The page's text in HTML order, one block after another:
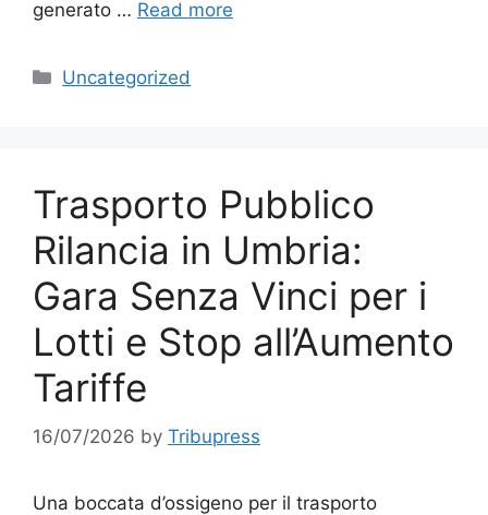
generato … Read more
Categories
Uncategorized
Trasporto Pubblico
Rilancia in Umbria:
Gara Senza Vinci per i
Lotti e Stop all’Aumento
Tariffe
16/07/2026 by Tribupress
Una boccata d’ossigeno per il trasporto